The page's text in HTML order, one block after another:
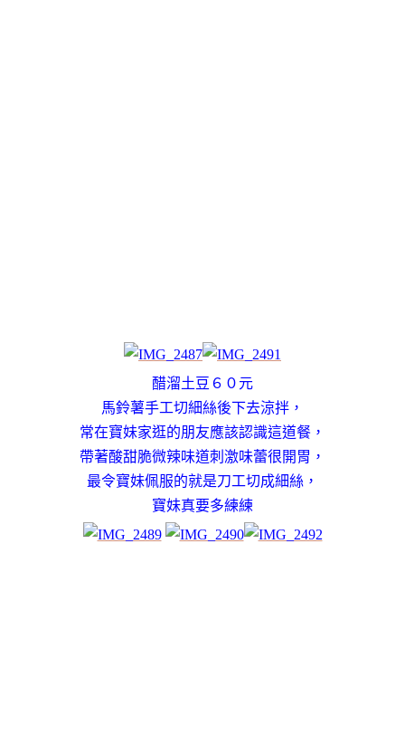
醋溜土豆６０元
馬鈴薯手工切細絲後下去涼拌，
常在寶妹家逛的朋友應該認識這道餐，
帶著酸甜脆微辣味道刺激味蕾很開胃，
最令寶妹佩服的就是刀工切成細絲，
寶妹真要多練練